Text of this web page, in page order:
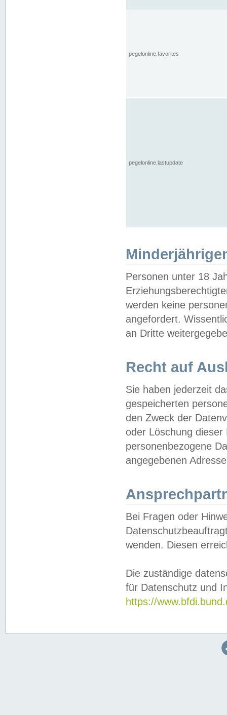
pegelonline.favorites
pegelonline.lastupdate
Personen unter 18
werden keine
angefordert.
an Dritte
Recht auf
Sie haben jederzeit
gespeicherten
den Zweck der
oder Löschung
personenbezogene
angegebenen
Bei Fragen oder
wenden. Diesen
Die zuständige
für Datenschutz und
https://